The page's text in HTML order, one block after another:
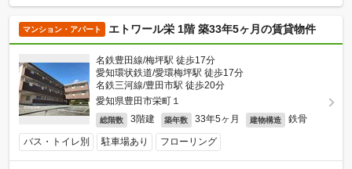
マンション・アパート エトワール栄 1階 築33年5ヶ月の賃貸物件
名鉄豊田線/梅坪駅 徒歩17分
愛知環状鉄道/愛環梅坪駅 徒歩17分
名鉄三河線/豊田市駅 徒歩20分
愛知県豊田市栄町１
総階数 3階建 築年数 33年5ヶ月 建物構造 鉄骨
バス・トイレ別 駐車場あり フローリング